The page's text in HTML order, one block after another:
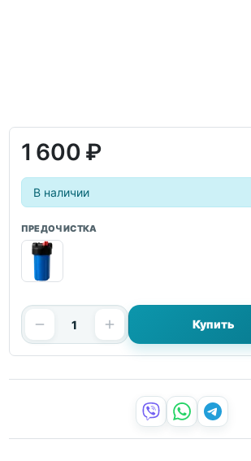
1 600 ₽
В наличии
ПРЕДОЧИСТКА
Купить